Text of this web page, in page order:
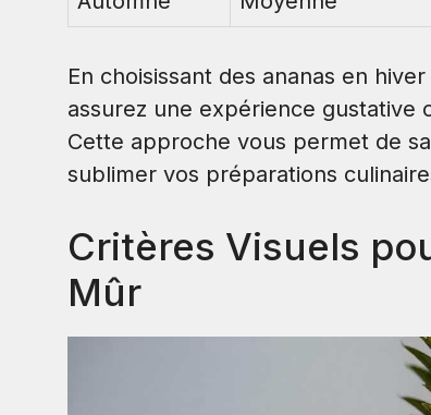
En choisissant des ananas en
assurez une expérience gustative
Cette approche vous permet de
sublimer vos préparations
Critères Visuels
Mûr